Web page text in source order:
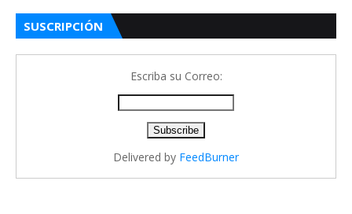
SUSCRIPCIÓN
Escriba su Correo:
Delivered by FeedBurner